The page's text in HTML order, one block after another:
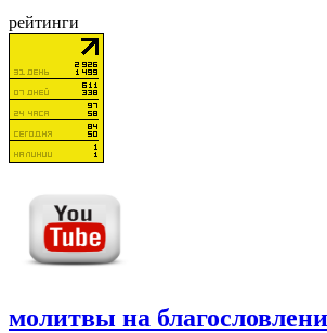
рейтинги
молитвы на